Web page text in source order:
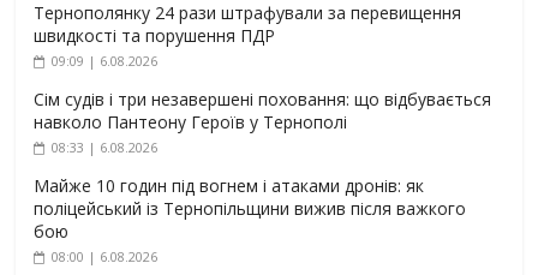
Тернополянку 24 рази штрафували за перевищення
швидкості та порушення ПДР
09:09 | 6.08.2026
Сім судів і три незавершені поховання: що відбувається
навколо Пантеону Героїв у Тернополі
08:33 | 6.08.2026
Майже 10 годин під вогнем і атаками дронів: як
поліцейський із Тернопільщини вижив після важкого
бою
08:00 | 6.08.2026